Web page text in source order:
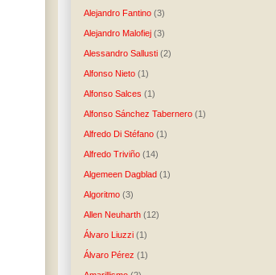
Alejandro Fantino (3)
Alejandro Malofiej (3)
Alessandro Sallusti (2)
Alfonso Nieto (1)
Alfonso Salces (1)
Alfonso Sánchez Tabernero (1)
Alfredo Di Stéfano (1)
Alfredo Triviño (14)
Algemeen Dagblad (1)
Algoritmo (3)
Allen Neuharth (12)
Álvaro Liuzzi (1)
Álvaro Pérez (1)